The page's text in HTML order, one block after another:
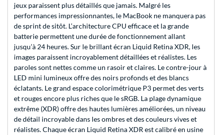
jeux paraissent plus détaillés que jamais. Malgré les
performances impressionnantes, le MacBook ne manquera pas
de sprint de sitôt. L’architecture CPU efficace et la grande
batterie permettent une durée de fonctionnement allant
jusqu’à 24 heures. Sur le brillant écran Liquid Retina XDR, les
images paraissent incroyablement détaillées et réalistes. Les
paroles sont nettes comme un rasoir et claires. Le contre-jour à
LED mini lumineux offre des noirs profonds et des blancs
éclatants. Le grand espace colorimétrique P3 permet des verts
et rouges encore plus riches que le sRGB. La plage dynamique
extrême (XDR) offre des hautes lumières améliorées, un niveau
de détail incroyable dans les ombres et des couleurs vives et
réalistes. Chaque écran Liquid Retina XDR est calibré en usine